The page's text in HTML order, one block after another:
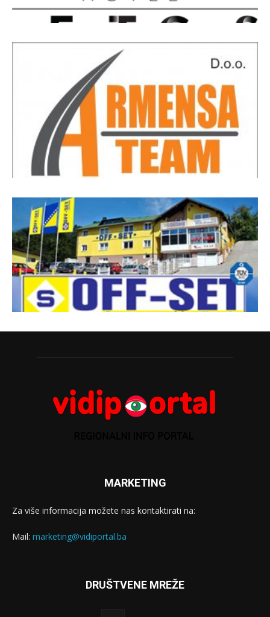
MARKETING
Za više informacija možete nas kontaktirati na:
Mail: marketing@vidiportal.ba
DRUŠTVENE MREŽE